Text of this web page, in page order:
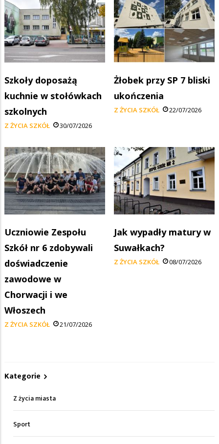
Szkoły doposażą
kuchnie w stołówkach
szkolnych
Z ŻYCIA SZKÓŁ 30/07/2026
Żłobek przy SP 7 bliski
ukończenia
Z ŻYCIA SZKÓŁ 22/07/2026
Uczniowie Zespołu
Szkół nr 6 zdobywali
doświadczenie
zawodowe w
Chorwacji i we
Włoszech
Z ŻYCIA SZKÓŁ 21/07/2026
Jak wypadły matury w
Suwałkach?
Z ŻYCIA SZKÓŁ 08/07/2026
Kategorie
Z życia miasta
Sport